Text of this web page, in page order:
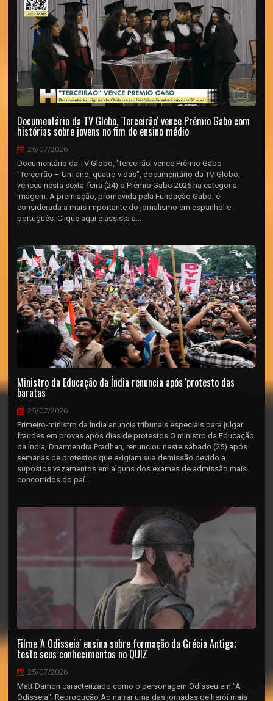
Documentário da TV Globo, 'Terceirão' vence Prêmio Gabo com
histórias sobre jovens no fim do ensino médio
25/07/2026
Documentário da TV Globo, 'Terceirão' vence Prêmio Gabo
"Terceirão – Um ano, quatro vidas", documentário da TV Globo,
venceu nesta sexta-feira (24) o Prêmio Gabo 2026 na categoria
Imagem. A premiação, promovida pela Fundação Gabo, é
considerada a mais importante do jornalismo em espanhol e
português. Clique aqui e assista a...
Ministro da Educação da Índia renuncia após 'protesto das
baratas'
25/07/2026
Primeiro-ministro da Índia anuncia tribunais especiais para julgar
fraudes em provas após dias de protestos O ministro da Educação
da Índia, Dharmendra Pradhan, renunciou neste sábado (25) após
semanas de protestos que exigiam sua demissão devido a
supostos vazamentos em alguns dos exames de admissão mais
concorridos do paí...
Filme 'A Odisseia' ensina sobre formação da Grécia Antiga;
teste seus conhecimentos no QUIZ
25/07/2026
Matt Damon caracterizado como o personagem Odisseu em "A
Odisseia". Reprodução Ao narrar uma das jornadas de herói mais